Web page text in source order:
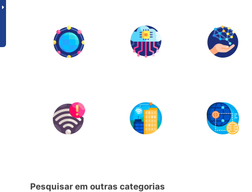
Pesquisar em outras categorias